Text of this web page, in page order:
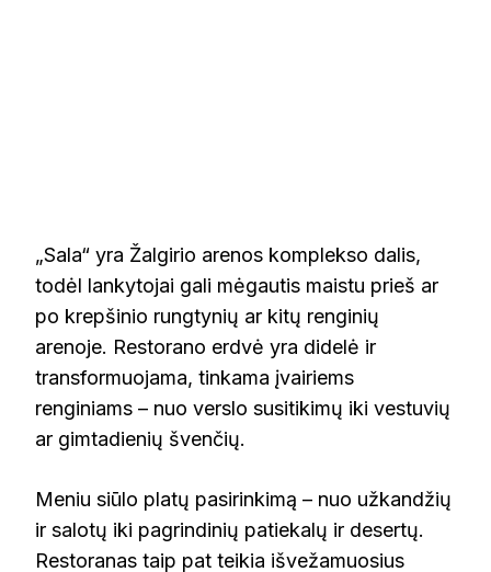
„Sala“ yra Žalgirio arenos komplekso dalis,
todėl lankytojai gali mėgautis maistu prieš ar
po krepšinio rungtynių ar kitų renginių
arenoje. Restorano erdvė yra didelė ir
transformuojama, tinkama įvairiems
renginiams – nuo verslo susitikimų iki vestuvių
ar gimtadienių švenčių.
Meniu siūlo platų pasirinkimą – nuo užkandžių
ir salotų iki pagrindinių patiekalų ir desertų.
Restoranas taip pat teikia išvežamuosius